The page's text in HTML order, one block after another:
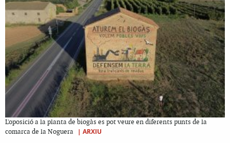
L'oposició a la planta de biogàs es pot veure en diferents punts de la
comarca de la Noguera
| ARXIU